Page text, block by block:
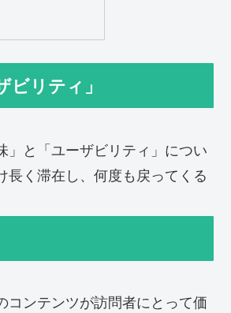
リティ」
」と「ユーザビリティ」につい
く滞在し、何度も戻ってくる
コンテンツが訪問者にとって価